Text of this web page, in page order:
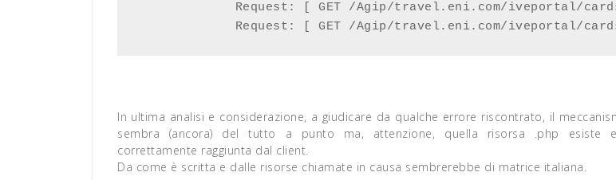
Request: [ GET /Agip/travel.eni.com/iveportal/
Request: [ GET /Agip/travel.eni.com/iveportal/
In ultima analisi e considerazione, a giudicare da qualche errore riscontrato, il
sembra (ancora) del tutto a punto ma, attenzione, quella risorsa .php esiste
correttamente raggiunta dal client.
Da come è scritta e dalle risorse chiamate in causa sembrerebbe di matrice italiana.